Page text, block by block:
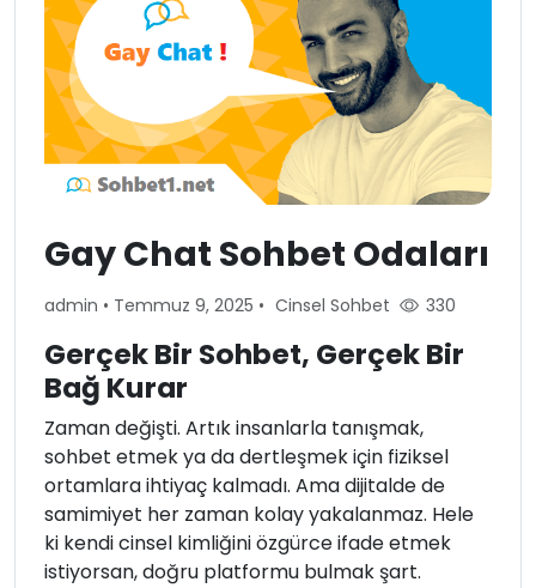
Gay Chat Sohbet Odaları
admin • Temmuz 9, 2025 • Cinsel Sohbet 330
Gerçek Bir Sohbet, Gerçek Bir
Bağ Kurar
Zaman değişti. Artık insanlarla tanışmak,
sohbet etmek ya da dertleşmek için fiziksel
ortamlara ihtiyaç kalmadı. Ama dijitalde de
samimiyet her zaman kolay yakalanmaz. Hele
ki kendi cinsel kimliğini özgürce ifade etmek
istiyorsan, doğru platformu bulmak şart.